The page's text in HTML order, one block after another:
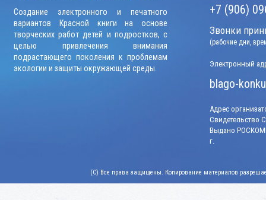
Создание электронного и печатного
вариантов Красной книги на основе
творческих работ детей и подростков, с
целью привлечения внимания
подрастающего поколения к проблемам
экологии и защиты окружающей среды.
+7 (906)
Звонки
(рабочие дни,
Электронный
blago-
Адрес
Свидетельство
Выдано
г.
(C) Все права защищены. Копирование материалов